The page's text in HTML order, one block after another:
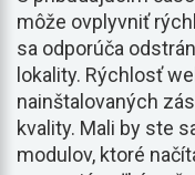
môže ovplyvniť
sa odporúča
lokality. Rýchlosť
nainštalovaných
kvality. Mali by ste
modulov, ktoré